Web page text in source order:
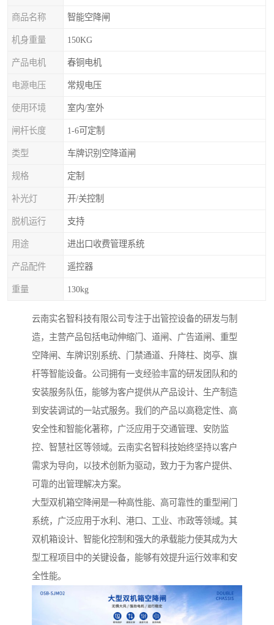
商品名称 智能空降闸
机身重量 150KG
产品电机 春铜电机
电源电压 常规电压
使用环境 室内/室外
闸杆长度 1-6可定制
类型 车牌识别空降道闸
规格 定制
补光灯 开/关控制
脱机运行 支持
用途 进出口收费管理系统
产品配件 遥控器
重量 130kg
云南实名智科技有限公司专注于出管控设备的研发与制
造，主营产品包括电动伸缩门、道闸、广告道闸、重型
空降闸、车牌识别系统、门禁通道、升降柱、岗亭、旗
杆等智能设备。公司拥有一支经验丰富的研发团队和的
安装服务队伍，能够为客户提供从产品设计、生产制造
到安装调试的一站式服务。我们的产品以高稳定性、高
安全性和智能化著称，广泛应用于交通管理、安防监
控、智慧社区等领域。云南实名智科技始终坚持以客户
需求为导向，以技术创新为驱动，致力于为客户提供、
可靠的出管理解决方案。
大型双机箱空降闸是一种高性能、高可靠性的重型闸门
系统，广泛应用于水利、港口、工业、市政等领域。其
双机箱设计、智能化控制和强大的承载能力使其成为大
型工程项目中的关键设备，能够有效提升运行效率和安
全性能。